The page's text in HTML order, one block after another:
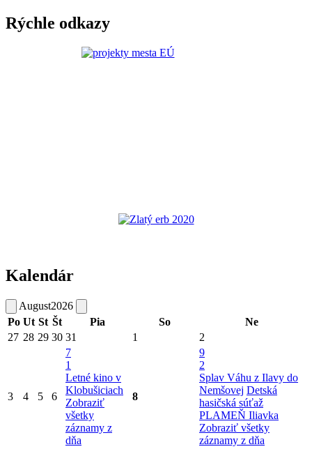
Rýchle odkazy
Kalendár
August2026
Po Ut St Št Pia So
Ne
27 28 29 30 31 1 2
3 4 5 6
7
1
Letné kino v
Klobušiciach
Zobraziť
všetky
záznamy z
dňa
8
9
2
Splav Váhu z Ilavy do
Nemšovej Detská
hasičská súťaž
PLAMEŇ Iliavka
Zobraziť všetky
záznamy z dňa